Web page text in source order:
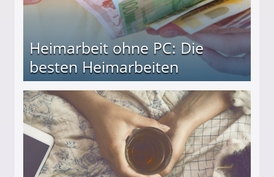
Heimarbeit ohne PC: Die
besten Heimarbeiten